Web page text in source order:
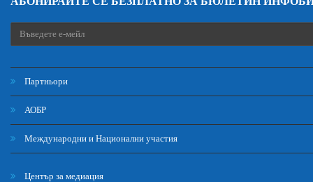
Партньори
АОБР
Международни и Национални участия
Център за медиация